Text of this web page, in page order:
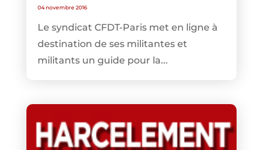
04 novembre 2016
Le syndicat CFDT-Paris met en ligne à
destination de ses militantes et
militants un guide pour la...